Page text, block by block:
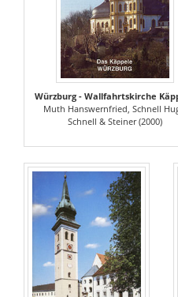
Würzburg - Wallfahrtskirche
Muth Hanswernfried, Schnell
Schnell & Steiner (2000)